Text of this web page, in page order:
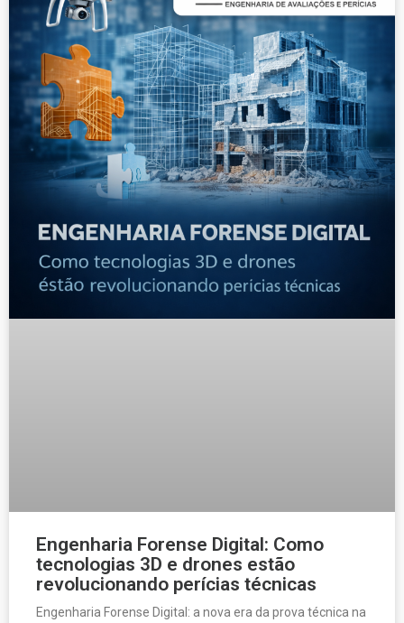
Engenharia Forense Digital: Como
tecnologias 3D e drones estão
revolucionando perícias técnicas
Engenharia Forense Digital: a nova era da prova técnica na